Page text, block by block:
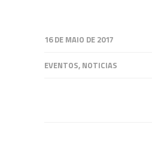
16 DE MAIO DE 2017
EVENTOS, NOTICIAS